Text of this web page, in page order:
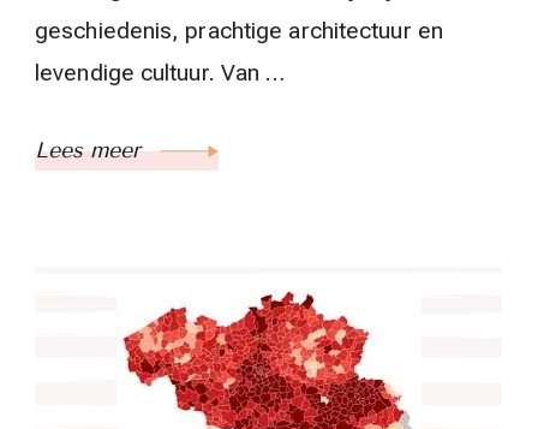
geschiedenis, prachtige architectuur en
levendige cultuur. Van …
Lees meer